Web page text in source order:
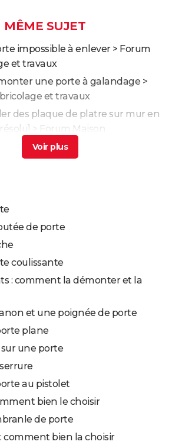
SUJET
impossible à enlever> Forum
et travaux
une porte à galandage >
et travaux
des plaque de platre sur mur en
>
Forum Maison
mural : mode d'emploi
de porte
coulissante
: comment la démonter et la
et une poignée de porte
plane
sur une porte
au pistolet
bien le choisir
de porte
comment bien la choisir